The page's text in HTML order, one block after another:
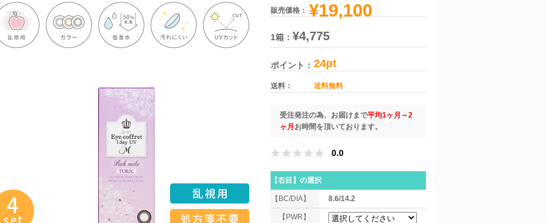
販売価格： ¥19,100
1箱： ¥4,775
ポイント： 24pt
送料： 送料無料
受注発注の為、お届けまで平均1ヶ月～2
ヶ月 お時間を頂いております。
0.0
【右目】 の選択
【BC/DIA】 8.6/14.2
【PWR】